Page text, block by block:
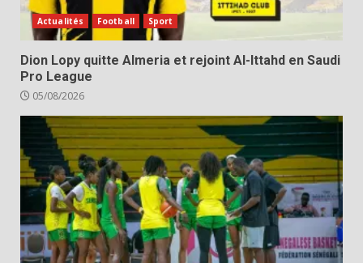
Actualités Football Sport
Dion Lopy quitte Almeria et rejoint Al-Ittahd en Saudi
Pro League
05/08/2026